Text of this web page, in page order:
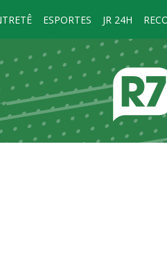
ESPORTES JR 24H